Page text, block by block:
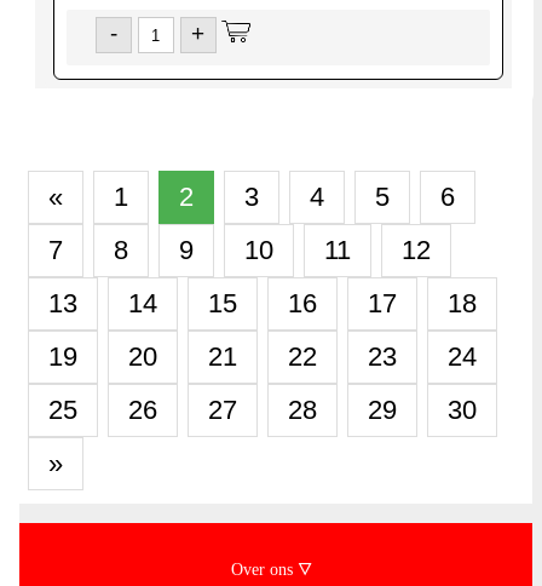
- +
« 1 2 3 4 5
6
7
8 9 10 11
12
13
14 15 16 17
18
19
20 21 22 23
24
25
26 27 28 29
30
»
Over ons 🜄